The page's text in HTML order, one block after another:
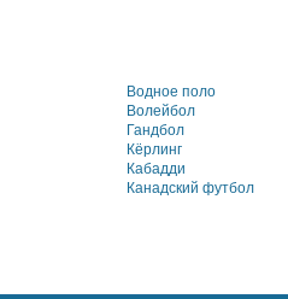
Водное поло
Волейбол
Гандбол
Кёрлинг
Кабадди
Канадский футбол